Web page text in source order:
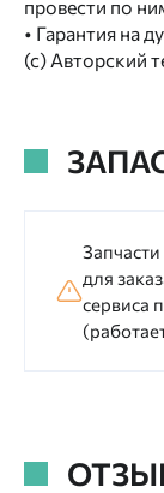
провести по
• Гарантия на
(с) Авторский
для
сервиса